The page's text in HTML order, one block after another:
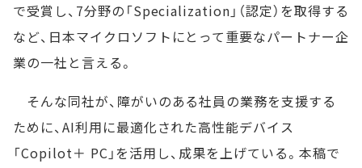
で受賞し、7分野の「Specialization」（認定）を取得する
など、日本マイクロソフトにとって重要なパートナー企
業の一社と言える。
そんな同社が、障がいのある社員の業務を支援する
ために、AI利用に最適化された高性能デバイス
「Copilot＋ PC」を活用し、成果を上げている。本稿で